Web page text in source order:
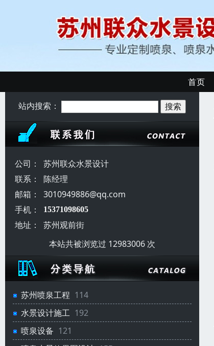
首页
站内搜索：
公司：
苏州联众水景设计
联系：
陈经理
邮箱：
3010949886@qq.com
手机：
15371098605
地址：
苏州观前街
本站共被浏览过 12983006 次
苏州喷泉工程 114
水景设计施工 192
喷泉设备 121